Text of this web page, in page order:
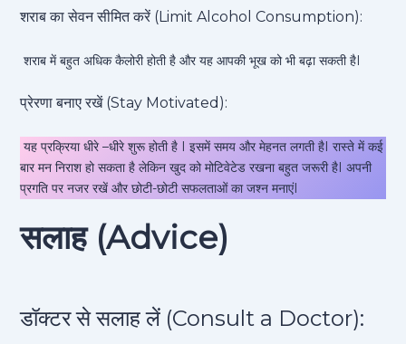
शराब का सेवन सीमित करें (Limit Alcohol Consumption):
शराब में बहुत अधिक कैलोरी होती है और यह आपकी भूख को भी बढ़ा सकती हैI
प्रेरणा बनाए रखें (Stay Motivated):
यह प्रक्रिया धीरे –धीरे शुरू होती है I इसमें समय और मेहनत लगती हैI रास्ते में कई
बार मन निराश हो सकता है लेकिन खुद को मोटिवेटेड रखना बहुत जरूरी हैI अपनी
प्रगति पर नजर रखें और छोटी-छोटी सफलताओं का जश्न मनाएंI
सलाह (Advice)
डॉक्टर से सलाह लें (Consult a Doctor):